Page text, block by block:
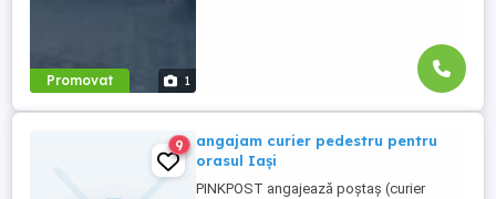
Promovat 1
9
angajam curier pedestru pentru
orasul Iași
PINKPOST angajează poștaș (curier